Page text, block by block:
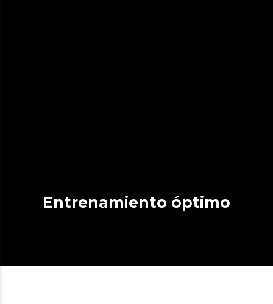
Entrenamiento óptimo